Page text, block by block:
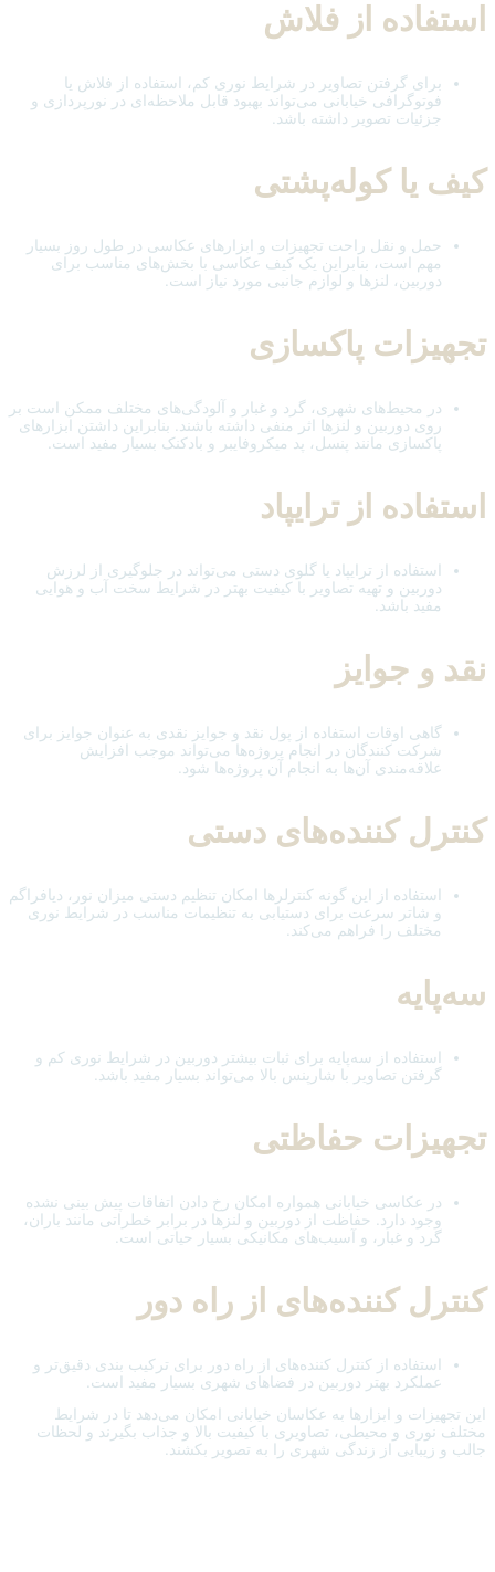
استفاده از فلاش
برای گرفتن تصاویر در شرایط نوری کم، استفاده از فلاش یا
فوتوگرافی خیابانی می‌تواند بهبود قابل ملاحظه‌ای در نورپردازی و
جزئیات تصویر داشته باشد.
کیف یا کوله‌پشتی
حمل و نقل راحت تجهیزات و ابزارهای عکاسی در طول روز بسیار
مهم است، بنابراین یک کیف عکاسی با بخش‌های مناسب برای
دوربین، لنزها و لوازم جانبی مورد نیاز است.
تجهیزات پاکسازی
در محیط‌های شهری، گرد و غبار و آلودگی‌های مختلف ممکن است بر
روی دوربین و لنزها اثر منفی داشته باشند. بنابراین داشتن ابزارهای
پاکسازی مانند پنسل، پد میکروفایبر و بادکنک بسیار مفید است.
استفاده از ترایپاد
استفاده از ترایپاد یا گلوی دستی می‌تواند در جلوگیری از لرزش
دوربین و تهیه تصاویر با کیفیت بهتر در شرایط سخت آب و هوایی
مفید باشد.
نقد و جوایز
گاهی اوقات استفاده از پول نقد و جوایز نقدی به عنوان جوایز برای
شرکت کنندگان در انجام پروژه‌ها می‌تواند موجب افزایش
علاقه‌مندی آن‌ها به انجام آن پروژه‌ها شود.
کنترل کننده‌های دستی
استفاده از این گونه کنترلرها امکان تنظیم دستی میزان نور، دیافراگم
و شاتر سرعت برای دستیابی به تنظیمات مناسب در شرایط نوری
مختلف را فراهم می‌کند.
سه‌پایه
استفاده از سه‌پایه برای ثبات بیشتر دوربین در شرایط نوری کم و
گرفتن تصاویر با شارپنس بالا می‌تواند بسیار مفید باشد.
تجهیزات حفاظتی
در عکاسی خیابانی همواره امکان رخ دادن اتفاقات پیش بینی نشده
وجود دارد. حفاظت از دوربین و لنزها در برابر خطراتی مانند باران،
گرد و غبار، و آسیب‌های مکانیکی بسیار حیاتی است.
کنترل کننده‌های از راه دور
استفاده از کنترل کننده‌های از راه دور برای ترکیب بندی دقیق‌تر و
عملکرد بهتر دوربین در فضاهای شهری بسیار مفید است.
این تجهیزات و ابزارها به عکاسان خیابانی امکان می‌دهد تا در شرایط
مختلف نوری و محیطی، تصاویری با کیفیت بالا و جذاب بگیرند و لحظات
جالب و زیبایی از زندگی شهری را به تصویر بکشند.